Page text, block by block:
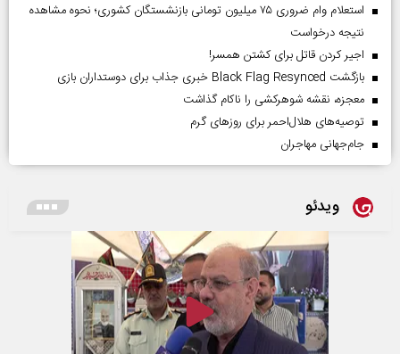
استعلام وام ضروری ۷۵ میلیون تومانی بازنشستگان کشوری؛ نحوه مشاهده
نتیجه درخواست
اجیر کردن قاتل برای کشتن همسر!
بازگشت Black Flag Resynced خبری جذاب برای دوستداران بازی
معجزه، نقشه شوهرکشی را ناکام گذاشت
توصیه‌های هلال‌احمر برای روز‌های گرم
جام‌جهانی مهاجران
ویدئو